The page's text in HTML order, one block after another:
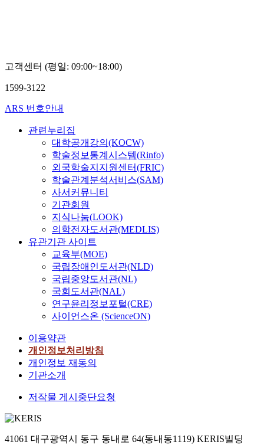
고객센터 (평일: 09:00~18:00)
1599-3122
ARS 번호안내
관련누리집
대학공개강의(KOCW)
학술정보통계시스템(Rinfo)
외국학술지지원센터(FRIC)
학술관계분석서비스(SAM)
사서커뮤니티
기관회원
지식나눔(LOOK)
의학전자도서관(MEDLIS)
유관기관 사이트
교육부(MOE)
국립장애인도서관(NLD)
국립중앙도서관(NL)
국회도서관(NAL)
연구윤리정보포털(CRE)
사이언스온 (ScienceON)
이용약관
개인정보처리방침
개인정보 재동의
기관소개
저작물 게시중단요청
41061 대구광역시 동구 동내로 64(동내동1119) KERIS빌딩